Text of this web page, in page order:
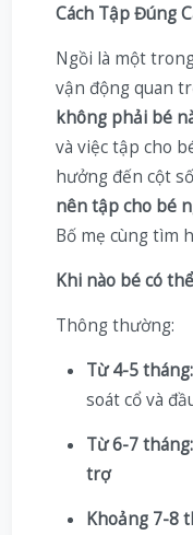
Cách Tập Đúng
Ngồi là một
vận động quan
không phải bé
và việc tập cho
hưởng đến cột
nên tập cho bé
Bố mẹ cùng tìm
Khi nào bé có
Thông thường:
Từ 4-5 tháng:
soát cổ và
Từ 6-7 tháng:
trợ
Khoảng 7-8